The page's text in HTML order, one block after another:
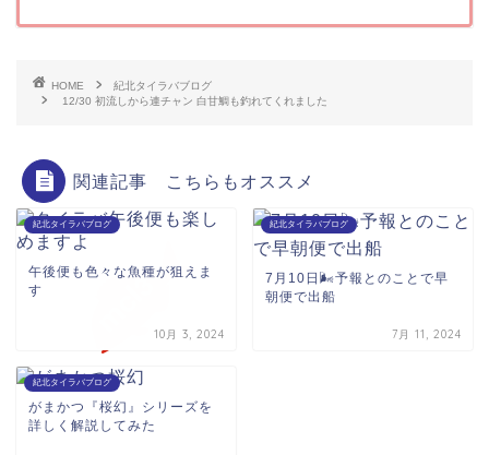
HOME
紀北タイラバブログ
12/30 初流しから連チャン 白甘鯛も釣れてくれました
関連記事 こちらもオススメ
紀北タイラバブログ
午後便も色々な魚種が狙えま
す
10月 3, 2024
紀北タイラバブログ
7月10日🌬️予報とのことで早
朝便で出船
7月 11, 2024
紀北タイラバブログ
がまかつ『桜幻』シリーズを
詳しく解説してみた